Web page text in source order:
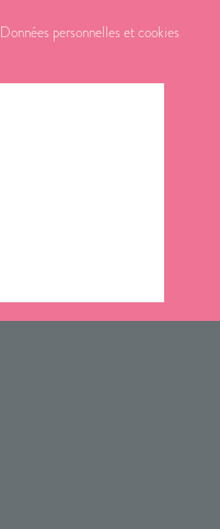
Données personnelles et cookies